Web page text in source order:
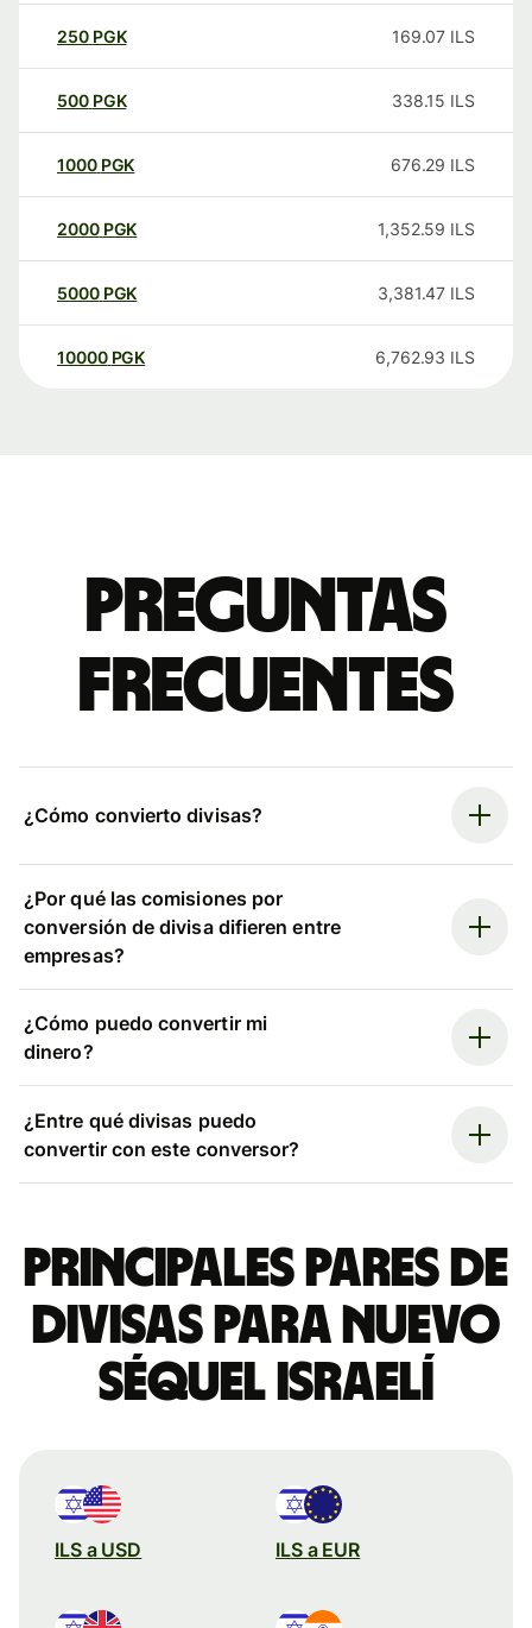
250 PGK 169.07 ILS
500 PGK 338.15 ILS
1000 PGK 676.29 ILS
2000 PGK 1,352.59 ILS
5000 PGK 3,381.47 ILS
10000 PGK 6,762.93 ILS
Preguntas
frecuentes
¿Cómo convierto divisas?
¿Por qué las comisiones por
conversión de divisa difieren entre
empresas?
¿Cómo puedo convertir mi
dinero?
¿Entre qué divisas puedo
convertir con este conversor?
Principales pares de
divisas para nuevo
séquel israelí
ILS a USD ILS a EUR